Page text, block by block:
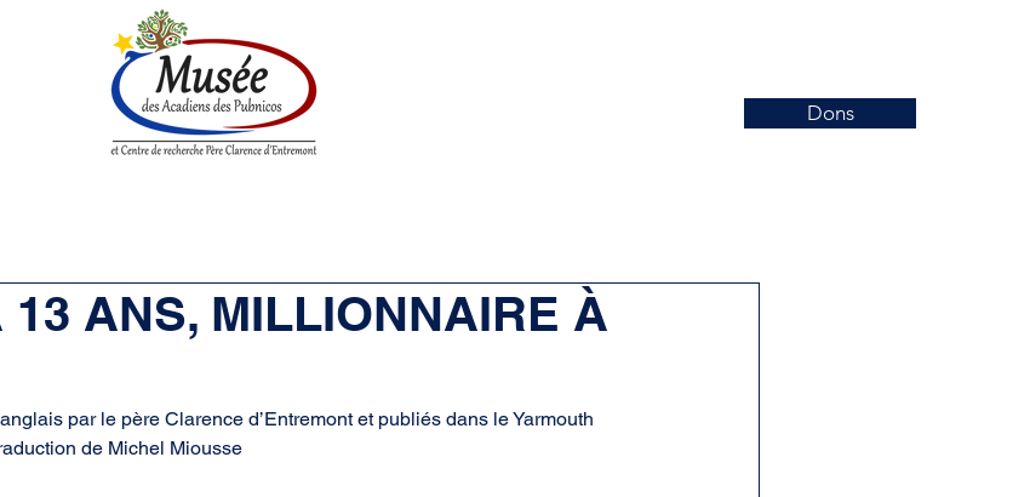
Dons
13 ANS, MILLIONNAIRE À
par le père Clarence d’Entremont et publiés dans le Yarmouth
de Michel Miousse